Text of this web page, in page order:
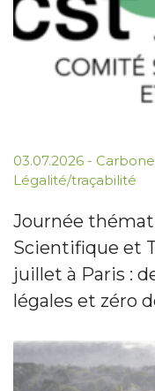
03.07.2026 -
Légalité/traçabilité
Journée
Scientifique et
juillet à Paris :
légales et zéro